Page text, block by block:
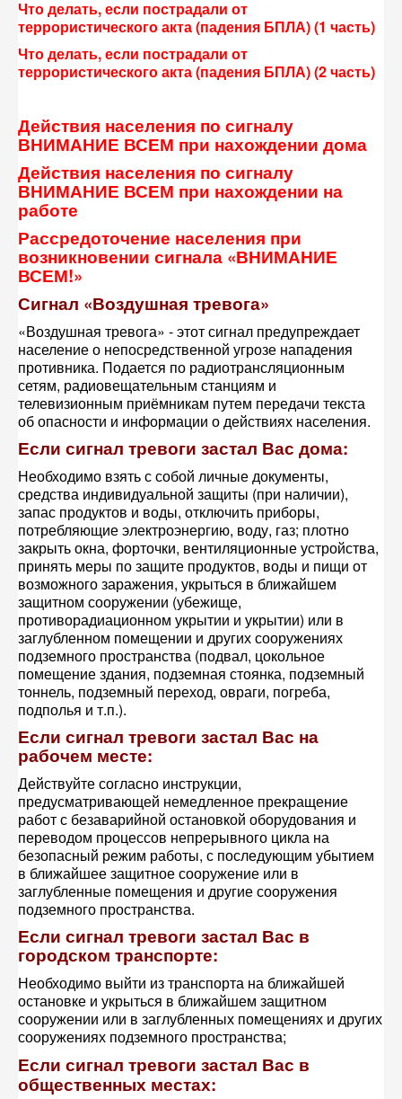
Что делать, если пострадали от
террористического акта (падения БПЛА) (1 часть)
Что делать, если пострадали от
террористического акта (падения БПЛА) (2 часть)
Действия населения по сигналу
ВНИМАНИЕ ВСЕМ при нахождении дома
Действия населения по сигналу
ВНИМАНИЕ ВСЕМ при нахождении на
работе
Рассредоточение населения при
возникновении сигнала «ВНИМАНИЕ
ВСЕМ!»
Сигнал «Воздушная тревога»
«Воздушная тревога» - этот сигнал предупреждает
население о непосредственной угрозе нападения
противника. Подается по радиотрансляционным
сетям, радиовещательным станциям и
телевизионным приёмникам путем передачи текста
об опасности и информации о действиях населения.
Если сигнал тревоги застал Вас дома:
Необходимо взять с собой личные документы,
средства индивидуальной защиты (при наличии),
запас продуктов и воды, отключить приборы,
потребляющие электроэнергию, воду, газ; плотно
закрыть окна, форточки, вентиляционные устройства,
принять меры по защите продуктов, воды и пищи от
возможного заражения, укрыться в ближайшем
защитном сооружении (убежище,
противорадиационном укрытии и укрытии) или в
заглубленном помещении и других сооружениях
подземного пространства (подвал, цокольное
помещение здания, подземная стоянка, подземный
тоннель, подземный переход, овраги, погреба,
подполья и т.п.).
Если сигнал тревоги застал Вас на
рабочем месте:
Действуйте согласно инструкции,
предусматривающей немедленное прекращение
работ с безаварийной остановкой оборудования и
переводом процессов непрерывного цикла на
безопасный режим работы, с последующим убытием
в ближайшее защитное сооружение или в
заглубленные помещения и другие сооружения
подземного пространства.
Если сигнал тревоги застал Вас в
городском транспорте:
Необходимо выйти из транспорта на ближайшей
остановке и укрыться в ближайшем защитном
сооружении или в заглубленных помещениях и других
сооружениях подземного пространства;
Если сигнал тревоги застал Вас в
общественных местах: